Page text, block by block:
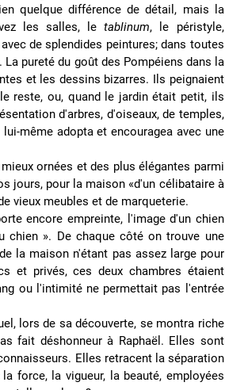
quelque différence de détail, mais la
les salles, letablinum, le péristyle,
de splendides peintures; dans toutes
pureté du goût des Pompéiens dans la
et les dessins bizarres. Ils peignaient
reste, ou, quand le jardin était petit, ils
d'arbres, d'oiseaux, de temples,
même adopta et encouragea avec une
ornées et des plus élégantes parmi
jours, pour la maison «d'un célibataire à
vieux meubles et de marqueterie.
encore empreinte, l'image d'un chien
chien ». De chaque côté on trouve une
la maison n'étant pas assez large pour
et privés, ces deux chambres étaient
ou l'intimité ne permettait pas l'entrée
lors de sa découverte, se montra riche
fait déshonneur à Raphaël. Elles sont
Elles retracent la séparation
force, la vigueur, la beauté, employées